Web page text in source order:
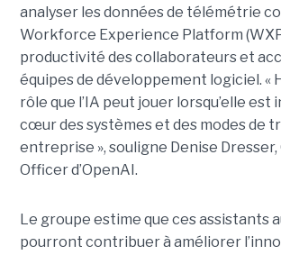
analyser les données de télémétrie
Workforce Experience Platform
productivité des collaborateurs et
équipes de développement logiciel. «
rôle que l’IA peut jouer lorsqu’elle est
cœur des systèmes et des modes de
entreprise », souligne Denise
Officer d’OpenAI.
Le groupe estime que ces assistants
pourront contribuer à améliorer